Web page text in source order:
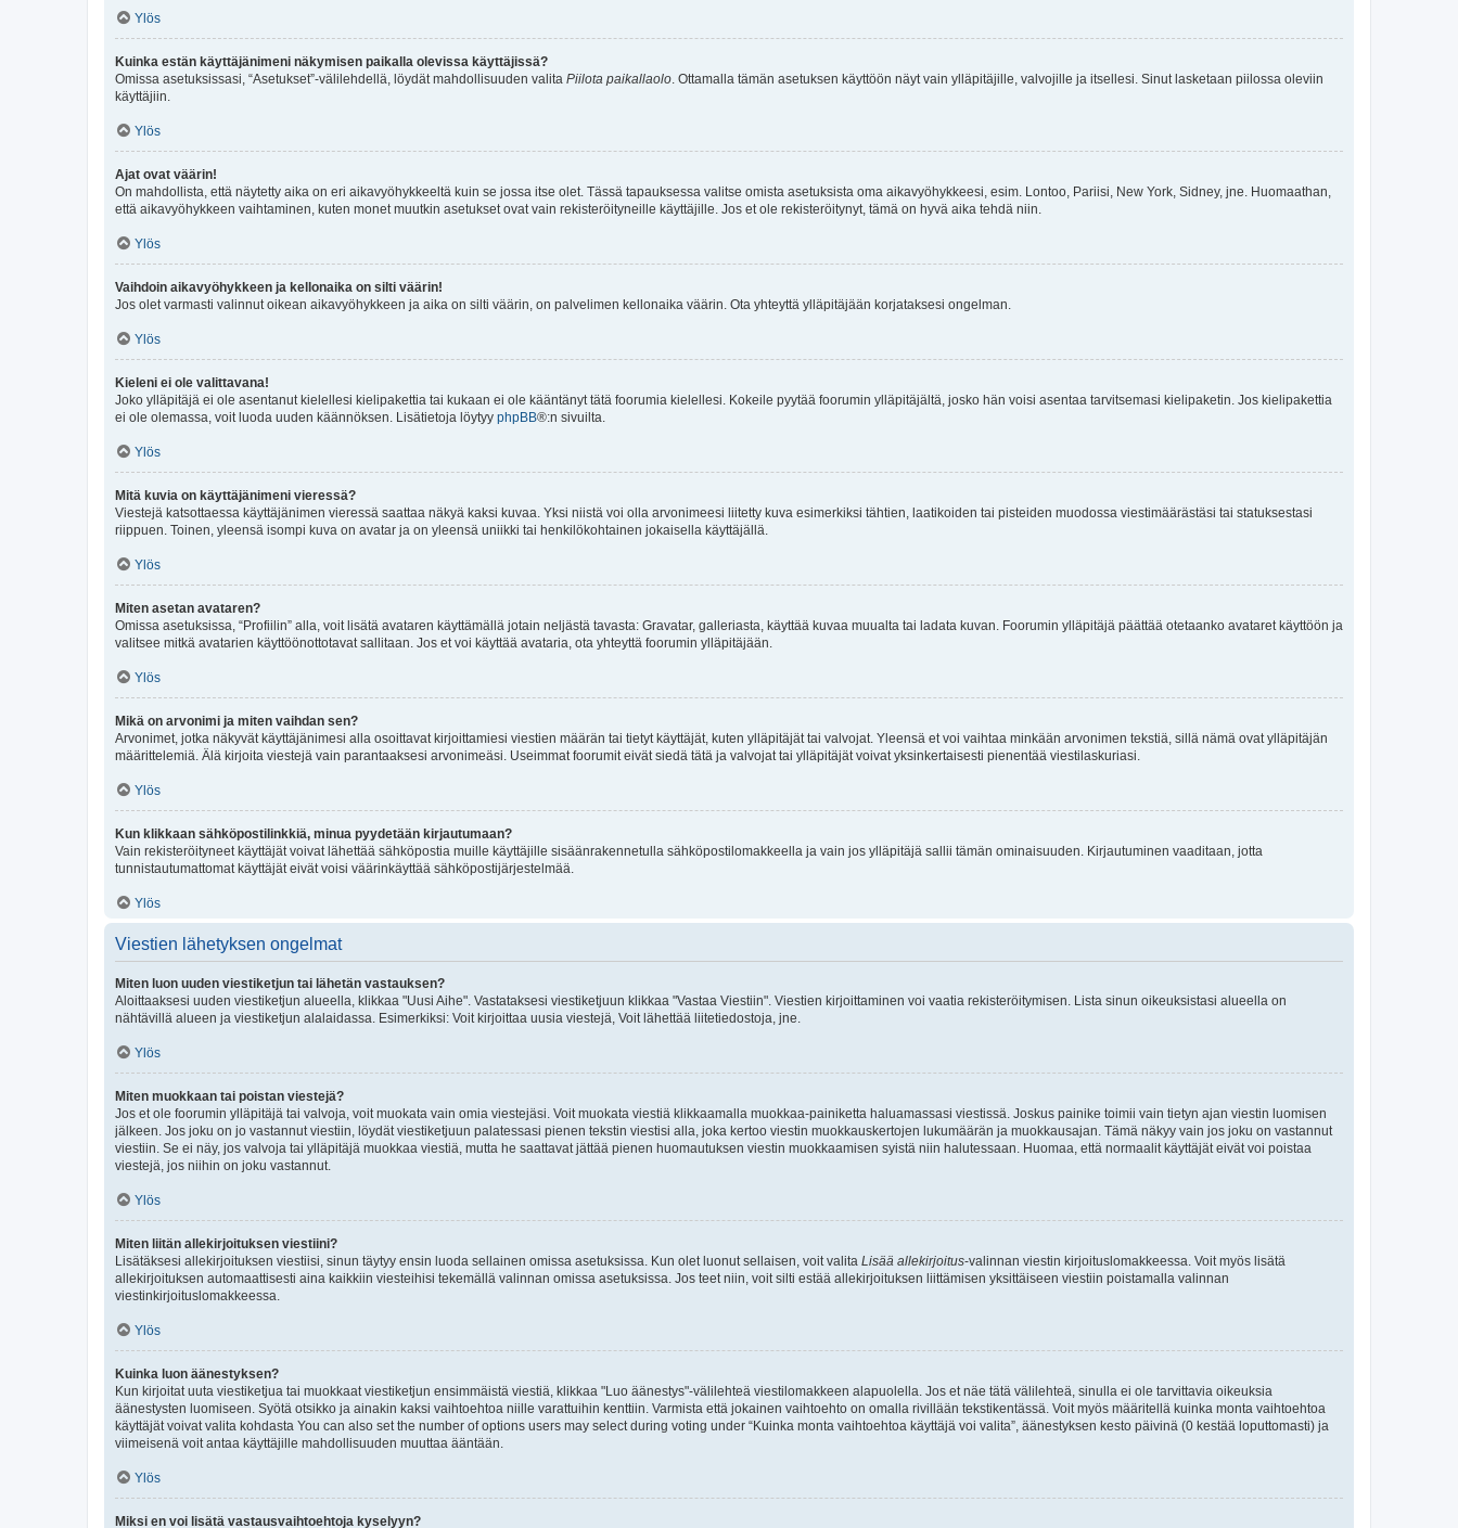
Ylös
Kuinka estän käyttäjänimeni näkymisen paikalla olevissa käyttäjissä?
Omissa asetuksissasi, “Asetukset”-välilehdellä, löydät mahdollisuuden valita Piilota paikallaolo . Ottamalla tämän asetuksen käyttöön näyt vain ylläpitäjille, valvojille ja itsellesi. Sinut lasketaan piilossa oleviin
käyttäjiin.
Ylös
Ajat ovat väärin!
On mahdollista, että näytetty aika on eri aikavyöhykkeeltä kuin se jossa itse olet. Tässä tapauksessa valitse omista asetuksista oma aikavyöhykkeesi, esim. Lontoo, Pariisi, New York, Sidney, jne. Huomaathan,
että aikavyöhykkeen vaihtaminen, kuten monet muutkin asetukset ovat vain rekisteröityneille käyttäjille. Jos et ole rekisteröitynyt, tämä on hyvä aika tehdä niin.
Ylös
Vaihdoin aikavyöhykkeen ja kellonaika on silti väärin!
Jos olet varmasti valinnut oikean aikavyöhykkeen ja aika on silti väärin, on palvelimen kellonaika väärin. Ota yhteyttä ylläpitäjään korjataksesi ongelman.
Ylös
Kieleni ei ole valittavana!
Joko ylläpitäjä ei ole asentanut kielellesi kielipakettia tai kukaan ei ole kääntänyt tätä foorumia kielellesi. Kokeile pyytää foorumin ylläpitäjältä, josko hän voisi asentaa tarvitsemasi kielipaketin. Jos kielipakettia
ei ole olemassa, voit luoda uuden käännöksen. Lisätietoja löytyy phpBB®:n sivuilta.
Ylös
Mitä kuvia on käyttäjänimeni vieressä?
Viestejä katsottaessa käyttäjänimen vieressä saattaa näkyä kaksi kuvaa. Yksi niistä voi olla arvonimeesi liitetty kuva esimerkiksi tähtien, laatikoiden tai pisteiden muodossa viestimäärästäsi tai statuksestasi
riippuen. Toinen, yleensä isompi kuva on avatar ja on yleensä uniikki tai henkilökohtainen jokaisella käyttäjällä.
Ylös
Miten asetan avataren?
Omissa asetuksissa, “Profiilin” alla, voit lisätä avataren käyttämällä jotain neljästä tavasta: Gravatar, galleriasta, käyttää kuvaa muualta tai ladata kuvan. Foorumin ylläpitäjä päättää otetaanko avataret käyttöön ja
valitsee mitkä avatarien käyttöönottotavat sallitaan. Jos et voi käyttää avataria, ota yhteyttä foorumin ylläpitäjään.
Ylös
Mikä on arvonimi ja miten vaihdan sen?
Arvonimet, jotka näkyvät käyttäjänimesi alla osoittavat kirjoittamiesi viestien määrän tai tietyt käyttäjät, kuten ylläpitäjät tai valvojat. Yleensä et voi vaihtaa minkään arvonimen tekstiä, sillä nämä ovat ylläpitäjän
määrittelemiä. Älä kirjoita viestejä vain parantaaksesi arvonimeäsi. Useimmat foorumit eivät siedä tätä ja valvojat tai ylläpitäjät voivat yksinkertaisesti pienentää viestilaskuriasi.
Ylös
Kun klikkaan sähköpostilinkkiä, minua pyydetään kirjautumaan?
Vain rekisteröityneet käyttäjät voivat lähettää sähköpostia muille käyttäjille sisäänrakennetulla sähköpostilomakkeella ja vain jos ylläpitäjä sallii tämän ominaisuuden. Kirjautuminen vaaditaan, jotta
tunnistautumattomat käyttäjät eivät voisi väärinkäyttää sähköpostijärjestelmää.
Ylös
Viestien lähetyksen ongelmat
Miten luon uuden viestiketjun tai lähetän vastauksen?
Aloittaaksesi uuden viestiketjun alueella, klikkaa "Uusi Aihe". Vastataksesi viestiketjuun klikkaa "Vastaa Viestiin". Viestien kirjoittaminen voi vaatia rekisteröitymisen. Lista sinun oikeuksistasi alueella on
nähtävillä alueen ja viestiketjun alalaidassa. Esimerkiksi: Voit kirjoittaa uusia viestejä, Voit lähettää liitetiedostoja, jne.
Ylös
Miten muokkaan tai poistan viestejä?
Jos et ole foorumin ylläpitäjä tai valvoja, voit muokata vain omia viestejäsi. Voit muokata viestiä klikkaamalla muokkaa-painiketta haluamassasi viestissä. Joskus painike toimii vain tietyn ajan viestin luomisen
jälkeen. Jos joku on jo vastannut viestiin, löydät viestiketjuun palatessasi pienen tekstin viestisi alla, joka kertoo viestin muokkauskertojen lukumäärän ja muokkausajan. Tämä näkyy vain jos joku on vastannut
viestiin. Se ei näy, jos valvoja tai ylläpitäjä muokkaa viestiä, mutta he saattavat jättää pienen huomautuksen viestin muokkaamisen syistä niin halutessaan. Huomaa, että normaalit käyttäjät eivät voi poistaa
viestejä, jos niihin on joku vastannut.
Ylös
Miten liitän allekirjoituksen viestiini?
Lisätäksesi allekirjoituksen viestiisi, sinun täytyy ensin luoda sellainen omissa asetuksissa. Kun olet luonut sellaisen, voit valita Lisää allekirjoitus-valinnan viestin kirjoituslomakkeessa. Voit myös lisätä
allekirjoituksen automaattisesti aina kaikkiin viesteihisi tekemällä valinnan omissa asetuksissa. Jos teet niin, voit silti estää allekirjoituksen liittämisen yksittäiseen viestiin poistamalla valinnan
viestinkirjoituslomakkeessa.
Ylös
Kuinka luon äänestyksen?
Kun kirjoitat uuta viestiketjua tai muokkaat viestiketjun ensimmäistä viestiä, klikkaa "Luo äänestys"-välilehteä viestilomakkeen alapuolella. Jos et näe tätä välilehteä, sinulla ei ole tarvittavia oikeuksia
äänestysten luomiseen. Syötä otsikko ja ainakin kaksi vaihtoehtoa niille varattuihin kenttiin. Varmista että jokainen vaihtoehto on omalla rivillään tekstikentässä. Voit myös määritellä kuinka monta vaihtoehtoa
käyttäjät voivat valita kohdasta You can also set the number of options users may select during voting under “Kuinka monta vaihtoehtoa käyttäjä voi valita”, äänestyksen kesto päivinä (0 kestää loputtomasti) ja
viimeisenä voit antaa käyttäjille mahdollisuuden muuttaa ääntään.
Ylös
Miksi en voi lisätä vastausvaihtoehtoja kyselyyn?